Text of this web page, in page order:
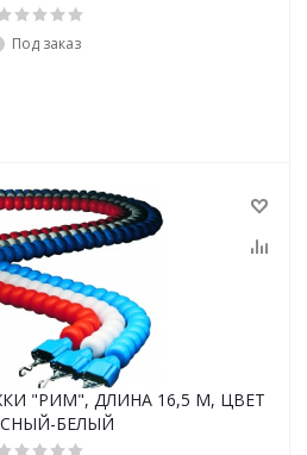
Под заказ
"РИМ", ДЛИНА 16,5 М, ЦВЕТ
БЕЛЫЙ